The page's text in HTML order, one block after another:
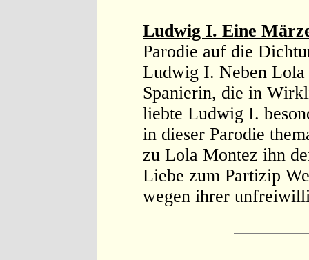
Ludwig I. Eine
Parodie auf die
Ludwig I. Neben
Spanierin, die in
liebte Ludwig I.
in dieser Parodie
zu Lola Montez ihn
Liebe zum Partizip
wegen ihrer